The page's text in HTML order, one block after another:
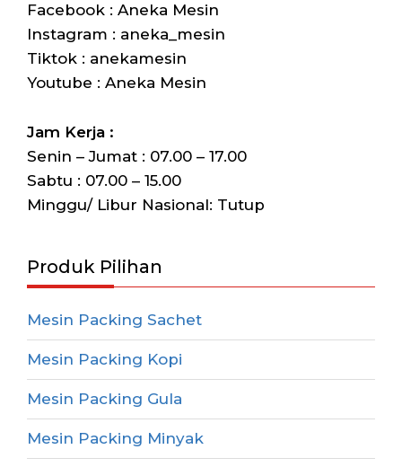
Facebook : Aneka Mesin
Instagram : aneka_mesin
Tiktok : anekamesin
Youtube : Aneka Mesin
Jam Kerja :
Senin – Jumat : 07.00 – 17.00
Sabtu : 07.00 – 15.00
Minggu/ Libur Nasional: Tutup
Produk Pilihan
Mesin Packing Sachet
Mesin Packing Kopi
Mesin Packing Gula
Mesin Packing Minyak